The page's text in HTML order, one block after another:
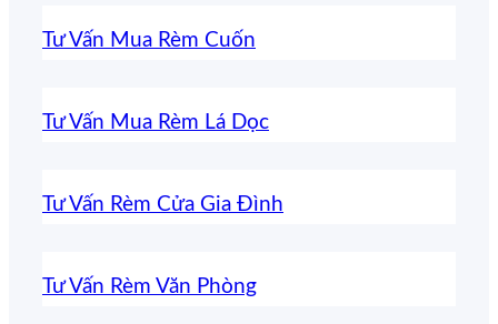
Tư Vấn Mua Rèm Cuốn
Tư Vấn Mua Rèm Lá Dọc
Tư Vấn Rèm Cửa Gia Đình
Tư Vấn Rèm Văn Phòng